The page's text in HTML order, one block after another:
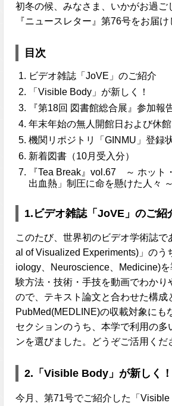
初冬の候、みなさま、いかがお過ご
『ニュースレター』第76号をお届け
目次
ビデオ雑誌「JoVE」のご紹介
「Visible Body」が新しく！
『第18回 図書館総合展』参加報
年末年始の無人開館日および休館
機関リポジトリ「GINMU」登録
新着図書（10月受入分）
『Tea Break』vol.67 ～ ホット
出血熱」制圧に命を懸けた人々 ～
1.ビデオ雑誌「JoVE」のご紹
このたび、世界初のビデオ学術誌で
al of Visualized Experiments)」のう
iology、Neuroscience、Medicine)
験方法・技術・手技を動画でわかり
ので、テキスト論文と合わせた構成
PubMed(MEDLINE)の収載対象にも
セクションのうち、本学で利用の多
ンを選びました。どうぞご活用くだ
2.「Visible Body」が新しく！
今月、第71号でご紹介した「